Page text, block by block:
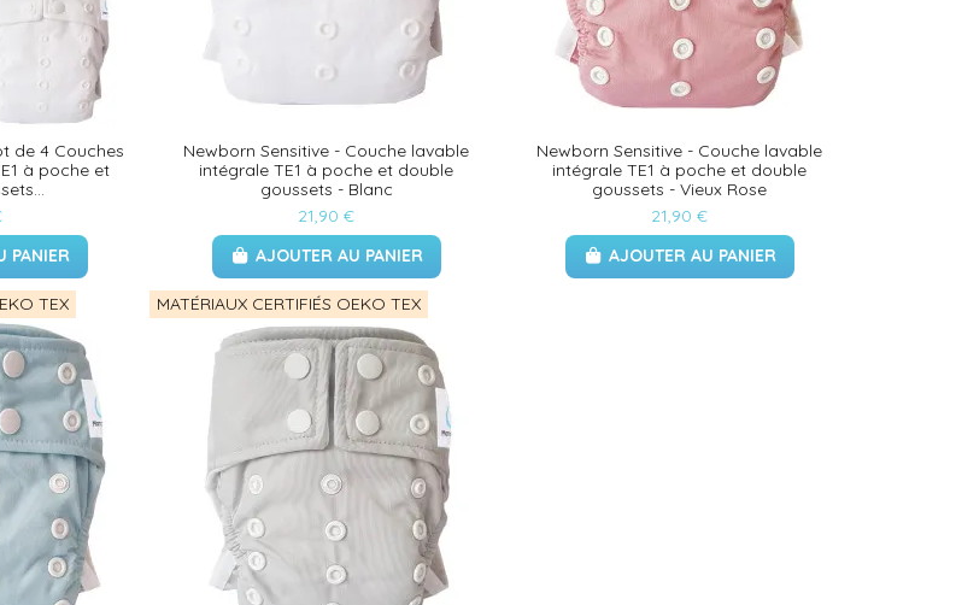
de 4 Couches
à poche et
PANIER
Newborn Sensitive - Couche lavable
intégrale TE1 à poche et double
goussets - Blanc
21,90 €
AJOUTER AU PANIER
Newborn Sensitive - Couche lavable
intégrale TE1 à poche et double
goussets - Vieux Rose
21,90 €
AJOUTER AU PANIER
TEX MATÉRIAUX CERTIFIÉS OEKO TEX